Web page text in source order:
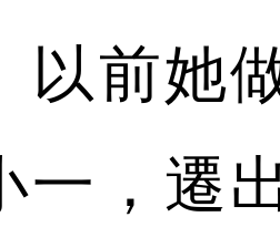
以前她
一，遷